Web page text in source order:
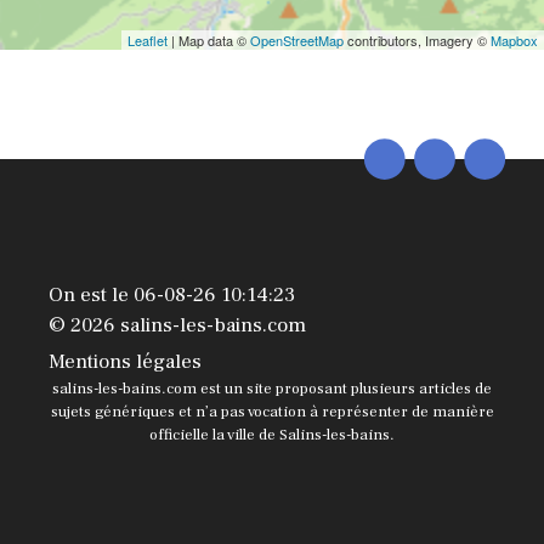
Leaflet | Map data ©OpenStreetMapcontributors, Imagery ©Mapbox
On est le 06-08-26 10:14:23
© 2026 salins-les-bains.com
Mentions légales
salins-les-bains.com est un site proposant plusieurs articles de
sujets génériques et n’a pas vocation à représenter de manière
officielle la ville de Salins-les-bains.